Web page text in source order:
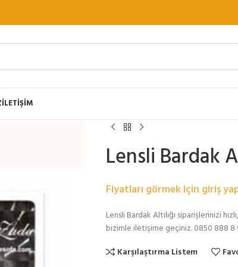
İLETİŞİM
Lensli Bardak
Fiyatları görmek için giriş
Lensli Bardak Altılığı siparişlerinizi
bizimle iletişime geçiniz. 0850 888 8
Karşılaştırma Listem